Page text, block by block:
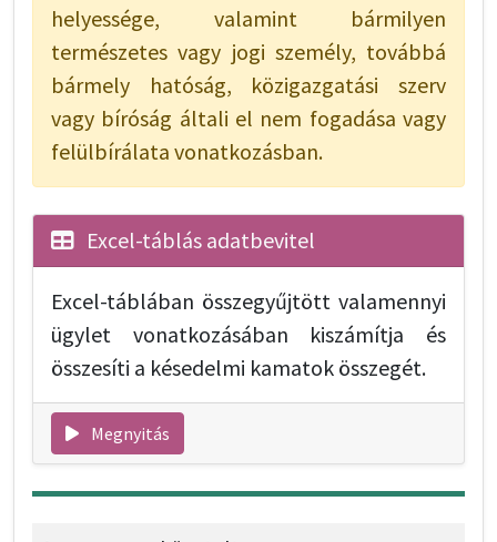
helyessége, valamint bármilyen
természetes vagy jogi személy, továbbá
bármely hatóság, közigazgatási szerv
vagy bíróság általi el nem fogadása vagy
felülbírálata vonatkozásban.
Excel-táblás adatbevitel
Excel-táblában összegyűjtött valamennyi
ügylet vonatkozásában kiszámítja és
összesíti a késedelmi kamatok összegét.
Megnyitás